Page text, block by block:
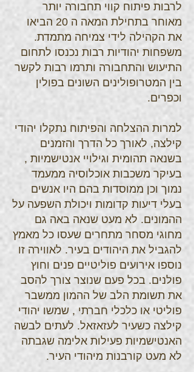
לרבות פיתוח קווי תחבורה יותר
מאוחר בתחילת המאה ה 20 הביאו
את הקהילה לידי צמיחה מתמדת.
משפחות יהודיות רבות נכנסו לתחום
התיעוש והתחבורה ותרמו רבות לקשר
בין המטרופולינים השונים בפולין
וכפרים.
למרות ההצלחה והפיתוח נתקלו יהודי
קילצה, לאורך כל הדרך והזמנים
בשנאה תהומית וגילויי אנטישמיות ,
בעיקר משכבות אוכלוסיה ממעמד
נמוך וכן ממוסדות בהם היו אנשים
בעלי דיעות קדומות ויכולת השפעה על
ההמונים. לא מעט שנאה באה גם
מחוגי מסחר מתחרים שעסו כל מאמץ
להגביל את היהודים בעיר. לאווירה זו
נוספו אירועים פוליטיים פנים וחוץ
פולנים. בכל פעם שנוצר צורך להסב
את תשומת הלב של ההמון ממשבר
פוליטי או כלכלי חברתי , שמשו יהודי
קילצה כשעיר לעזאזאל. לעתים לבשה
האנטישמיות פעילות אלימה שגבתה
לא מעט קורבנות מיהודי העיר.